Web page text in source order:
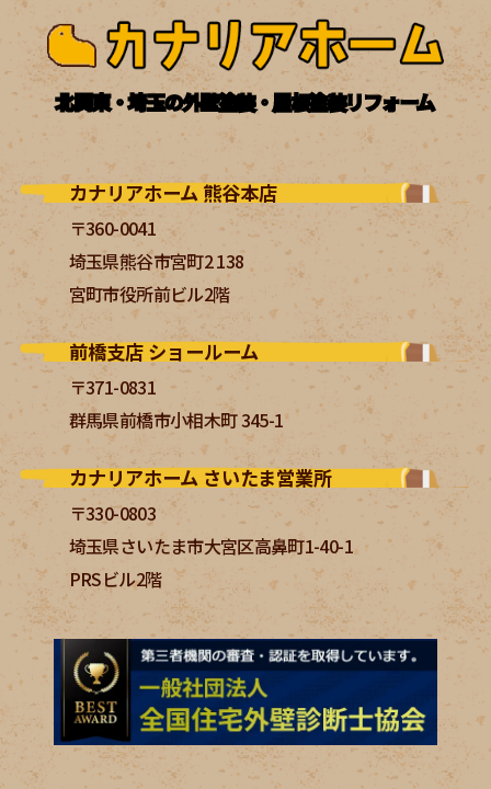
北関東・埼玉の外壁塗装・屋根塗装リフォーム
カナリアホーム 熊谷本店
〒360-0041
埼玉県熊谷市宮町2 138
宮町市役所前ビル2階
前橋支店 ショールーム
〒371-0831
群馬県前橋市小相木町 345-1
カナリアホーム さいたま営業所
〒330-0803
埼玉県さいたま市大宮区高鼻町1-40-1
PRSビル2階